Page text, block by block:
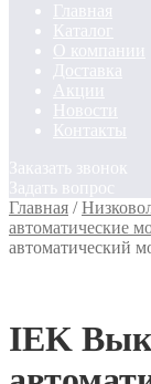
Главная
Каталог
О компании
Доставка
Акции
Новости
Контакты
Заказать звонок
Задать вопрос
Главная /
автоматические
автоматический
IEK